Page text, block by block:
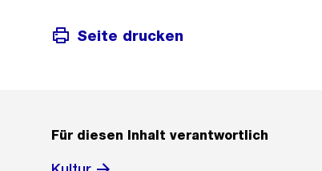
Seite drucken
Für diesen Inhalt verantwortlich